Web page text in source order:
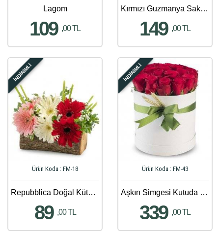
Lagom
109 ,00 TL
Kırmızı Guzmanya Saksı Çiçeği
149 ,00 TL
İNDİRİMLİ
Ürün Kodu : FM-18
Repubblica Doğal Kütükte Renkli Gerberalar
89 ,00 TL
İNDİRİMLİ
Ürün Kodu : FM-43
Aşkın Simgesi Kutuda 20 Güller
339 ,00 TL